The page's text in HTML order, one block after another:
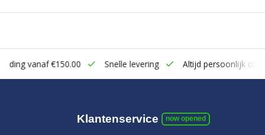
vanaf €150.00 Snelle levering Altijd persoonlijk
Klantenservice now opened